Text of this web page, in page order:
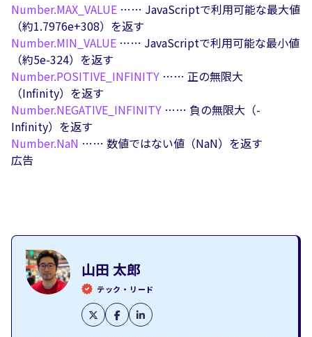
Number.MAX_VALUE …… JavaScriptで利用可能な最大値
（約1.7976e+308）を返す
Number.MIN_VALUE …… JavaScriptで利用可能な最小値
（約5e-324）を返す
Number.POSITIVE_INFINITY …… 正の無限大
（Infinity）を返す
Number.NEGATIVE_INFINITY …… 負の無限大（-
Infinity）を返す
Number.NaN …… 数値ではない値（NaN）を返す
広告
山田 太郎
テック・リード